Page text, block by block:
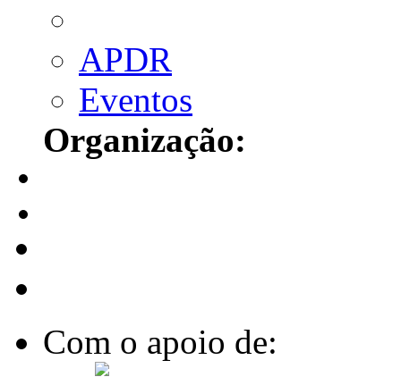
APDR
Eventos
Organização:
Com o apoio de: